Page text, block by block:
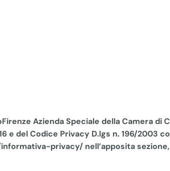
Azienda Speciale della Camera di
e del Codice Privacy D.lgs n. 196/2003
privacy/ nell’apposita